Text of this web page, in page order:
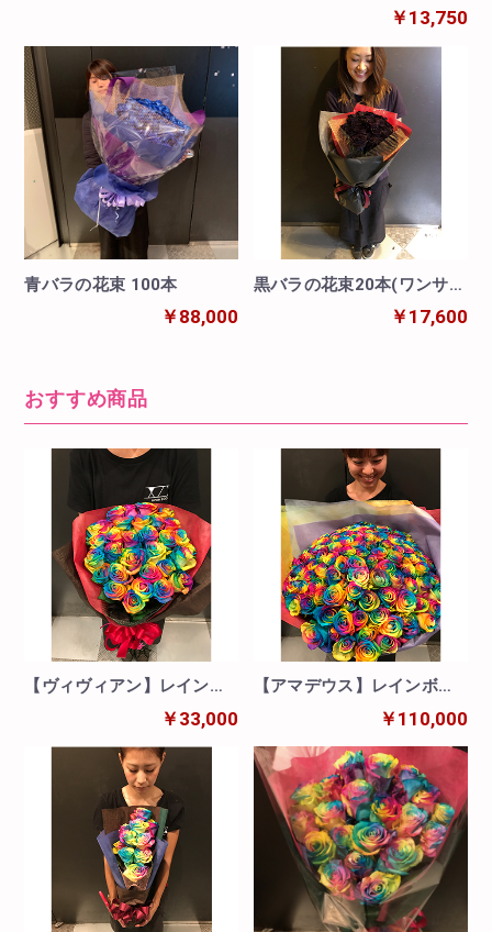
￥13,750
青バラの花束 100本
￥88,000
黒バラの花束20本(ワンサイ
￥17,600
おすすめ商品
【ヴィヴィアン】レインボ
￥33,000
【アマデウス】レインボー
ローズ100本の花束￥110,000